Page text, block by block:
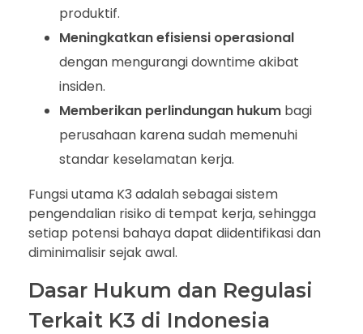
produktif.
Meningkatkan efisiensi operasional
dengan mengurangi downtime akibat
insiden.
Memberikan perlindungan hukumbagi
perusahaan karena sudah memenuhi
standar keselamatan kerja.
Fungsi utama K3 adalah sebagai sistem
pengendalian risiko di tempat kerja, sehingga
setiap potensi bahaya dapat diidentifikasi dan
diminimalisir sejak awal.
Dasar Hukum dan Regulasi
Terkait K3 di Indonesia